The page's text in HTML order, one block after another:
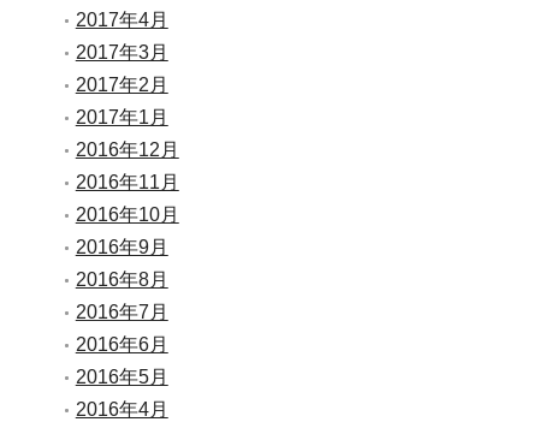
2017年4月
2017年3月
2017年2月
2017年1月
2016年12月
2016年11月
2016年10月
2016年9月
2016年8月
2016年7月
2016年6月
2016年5月
2016年4月